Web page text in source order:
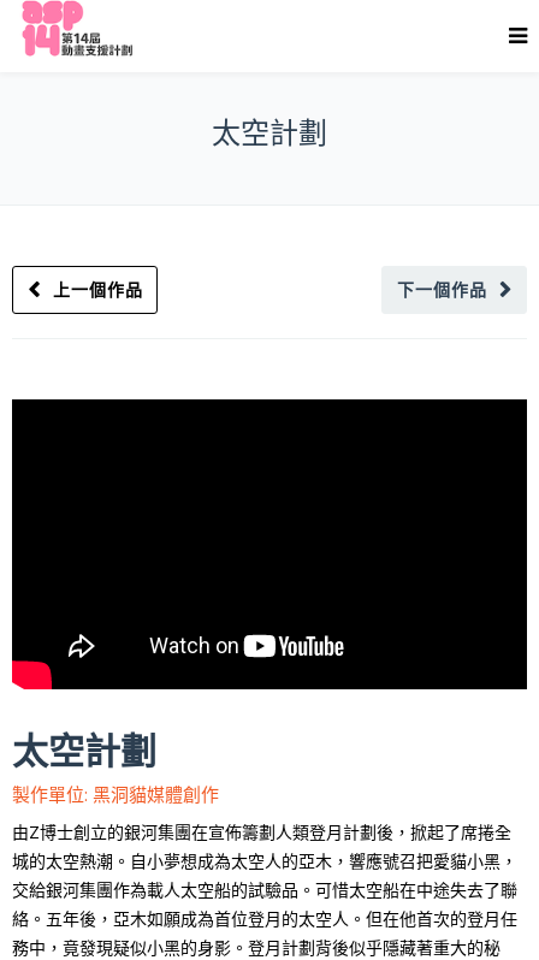
太空計劃
下一個作品
上一個作品
太空計劃
製作單位: 黑洞貓媒體創作
由Z博士創立的銀河集團在宣佈籌劃人類登月計劃後，掀起了席捲全
城的太空熱潮。自小夢想成為太空人的亞木，響應號召把愛貓小黑，
交給銀河集團作為載人太空船的試驗品。可惜太空船在中途失去了聯
絡。五年後，亞木如願成為首位登月的太空人。但在他首次的登月任
務中，竟發現疑似小黑的身影。登月計劃背後似乎隱藏著重大的秘